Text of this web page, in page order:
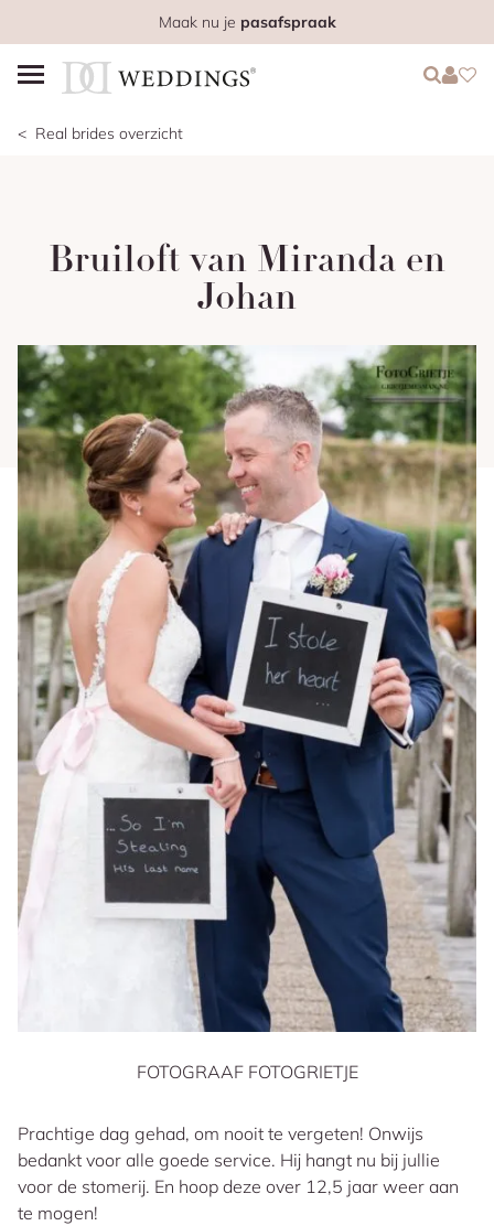
Maak nu je pasafspraak
Login
Login
Real brides overzicht
Bruiloft van Miranda en
Johan
FOTOGRAAF FOTOGRIETJE
Prachtige dag gehad, om nooit te vergeten! Onwijs
bedankt voor alle goede service. Hij hangt nu bij jullie
voor de stomerij. En hoop deze over 12,5 jaar weer aan
te mogen!